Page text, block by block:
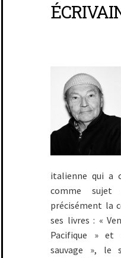
italienne qui a
comme
précisément la
ses livres : «
Pacifique » et
sauvage », le